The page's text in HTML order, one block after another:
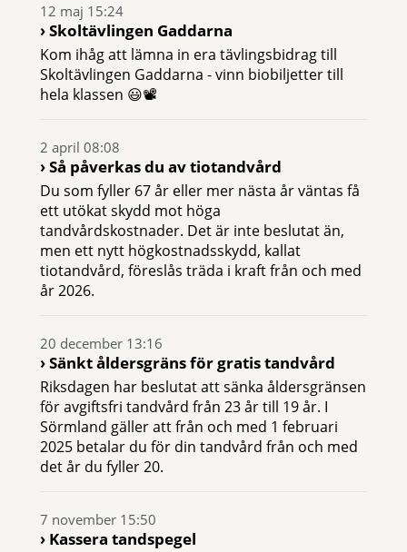
12 maj 15:24
Skoltävlingen Gaddarna
Kom ihåg att lämna in era tävlingsbidrag till
Skoltävlingen Gaddarna - vinn biobiljetter till
hela klassen 😃📽
2 april 08:08
Så påverkas du av tiotandvård
Du som fyller 67 år eller mer nästa år väntas få
ett utökat skydd mot höga
tandvårdskostnader. Det är inte beslutat än,
men ett nytt högkostnadsskydd, kallat
tiotandvård, föreslås träda i kraft från och med
år 2026.
20 december 13:16
Sänkt åldersgräns för gratis tandvård
Riksdagen har beslutat att sänka åldersgränsen
för avgiftsfri tandvård från 23 år till 19 år. I
Sörmland gäller att från och med 1 februari
2025 betalar du för din tandvård från och med
det år du fyller 20.
7 november 15:50
Kassera tandspegel